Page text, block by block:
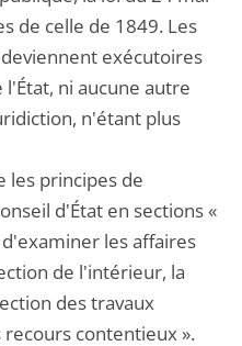
de celle de 1849. Les
deviennent exécutoires
ni aucune autre
n'étant plus
les principes de
d'État en sections «
les affaires
de l'intérieur, la
des travaux
contentieux ».